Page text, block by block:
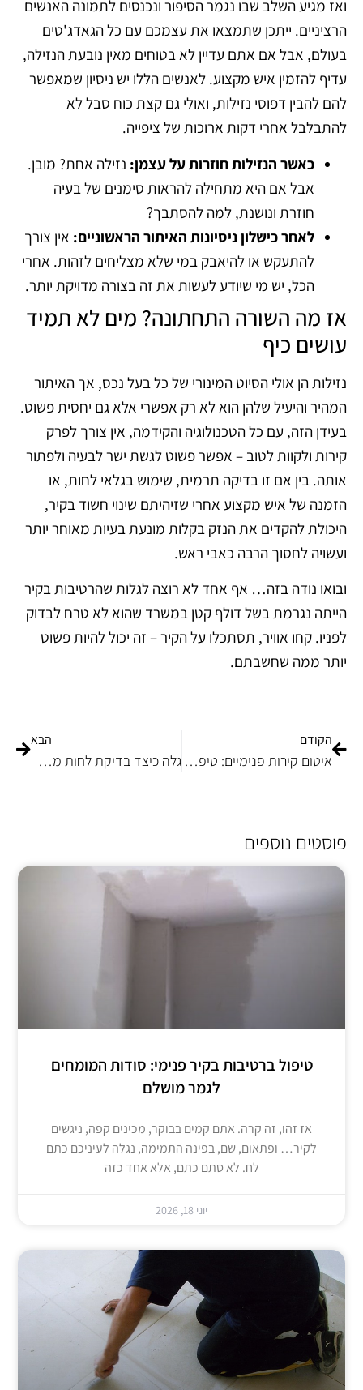
ואז מגיע השלב שבו נגמר הסיפור ונכנסים לתמונה האנשים
הרציניים. ייתכן שתמצאו את עצמכם עם כל הגאדג'טים
בעולם, אבל אם אתם עדיין לא בטוחים מאין נובעת הנזילה,
עדיף להזמין איש מקצוע. לאנשים הללו יש ניסיון שמאפשר
להם להבין דפוסי נזילות, ואולי גם קצת כוח סבל לא
להתבלבל אחרי דקות ארוכות של ציפייה.
כאשר הנזילות חוזרות על עצמן: נזילה אחת? מובן.
אבל אם היא מתחילה להראות סימנים של בעיה
חוזרת ונושנת, למה להסתבך?
לאחר כישלון ניסיונות האיתור הראשוניים: אין צורך
להתעקש או להיאבק במי שלא מצליחים לזהות. אחרי
הכל, יש מי שיודע לעשות את זה בצורה מדויקת יותר.
אז מה השורה התחתונה? מים לא תמיד
עושים כיף
נזילות הן אולי הסיוט המינורי של כל בעל נכס, אך האיתור
המהיר והיעיל שלהן הוא לא רק אפשרי אלא גם יחסית פשוט.
בעידן הזה, עם כל הטכנולוגיה והקידמה, אין צורך לפרק
קירות ולקוות לטוב – אפשר פשוט לגשת ישר לבעיה ולפתור
אותה. בין אם זו בדיקה תרמית, שימוש בגלאי לחות, או
הזמנה של איש מקצוע אחרי שזיהיתם שינוי חשוד בקיר,
היכולת להקדים את הנזק בקלות מונעת בעיות מאוחר יותר
ועשויה לחסוך הרבה כאבי ראש.
ובואו נודה בזה… אף אחד לא רוצה לגלות שהרטיבות בקיר
הייתה נגרמת בשל דולף קטן במשרד שהוא לא טרח לבדוק
לפניו. קחו אוויר, תסתכלו על הקיר – זה יכול להיות פשוט
יותר ממה שחשבתם.
הקודם
איטום קירות פנימיים: טיפים שיכולים לשנות את הבית שלך
הבא
גלה כיצד בדיקת לחות מתחת לריצוף יכולה להציל את הבית שלך
פוסטים נוספים
טיפול ברטיבות בקיר פנימי: סודות המומחים
לגמר מושלם
אז זהו, זה קרה. אתם קמים בבוקר, מכינים קפה, ניגשים
לקיר… ופתאום, שם, בפינה התמימה, נגלה לעיניכם כתם
לח. לא סתם כתם, אלא אחד כזה
יוני 18, 2026